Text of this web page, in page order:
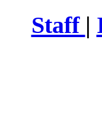
Staff |